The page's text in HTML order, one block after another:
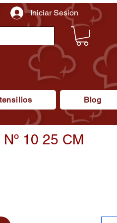
Blog
Iniciar Sesion
10 25 CM